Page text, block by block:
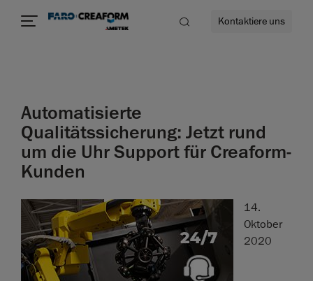
Kontaktiere uns
Automatisierte
Qualitätssicherung: Jetzt rund
um die Uhr Support für Creaform-
Kunden
14.
Oktober
2020